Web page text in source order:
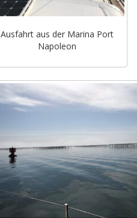
Ausfahrt aus der Marina Port
Napoleon